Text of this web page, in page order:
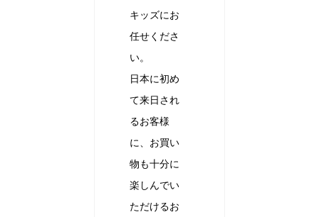
キッズにお
任せくださ
い。
日本に初め
て来日され
るお客様
に、お買い
物も十分に
楽しんでい
ただけるお